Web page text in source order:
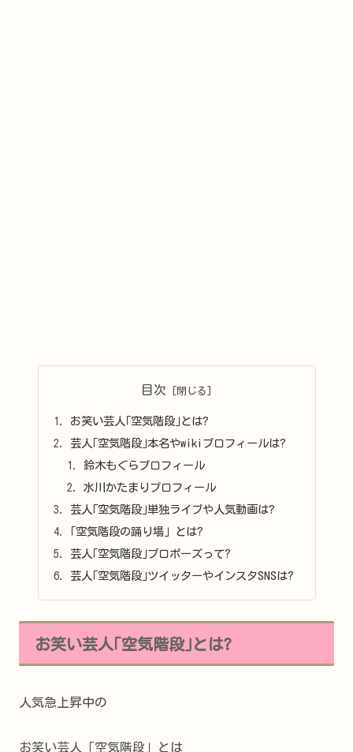
目次
お笑い芸人｢空気階段｣とは?
芸人｢空気階段｣本名やwikiプロフィールは?
鈴木もぐらプロフィール
水川かたまりプロフィール
芸人｢空気階段｣単独ライブや人気動画は?
｢空気階段の踊り場」とは?
芸人｢空気階段｣プロポーズって?
芸人｢空気階段｣ツイッターやインスタSNSは?
お笑い芸人｢空気階段｣とは?
人気急上昇中の
お笑い芸人「空気階段」とは